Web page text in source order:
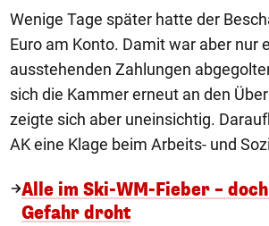
Wenige Tage später hatte der
Euro am Konto. Damit war aber nur
ausstehenden Zahlungen
sich die Kammer erneut an den
zeigte sich aber uneinsichtig.
AK eine Klage beim Arbeits- und
Alle im Ski-WM-Fieber –
Gefahr droht